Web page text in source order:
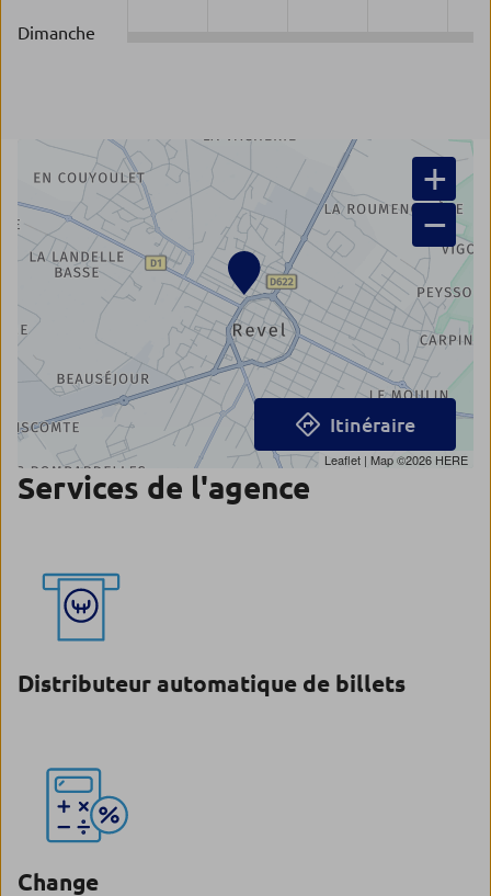
Dimanche
+
−
Leaflet | Map ©2026 HERE
Itinéraire
Services de l'agence
Distributeur automatique de billets
Change